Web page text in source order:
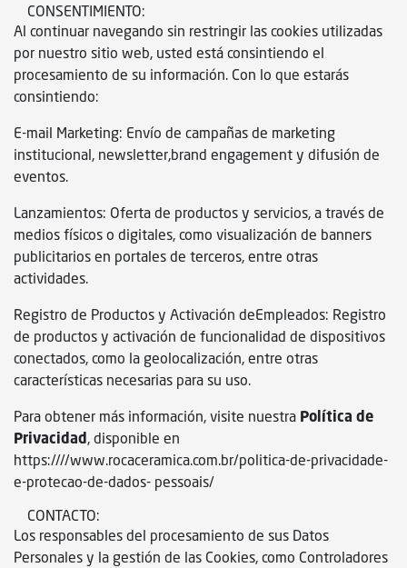
CONSENTIMIENTO:
Al continuar navegando sin restringir las cookies utilizadas
por nuestro sitio web, usted está consintiendo el
procesamiento de su información. Con lo que estarás
consintiendo:
E-mail Marketing: Envío de campañas de marketing
institucional, newsletter,brand engagement y difusión de
eventos.
Lanzamientos: Oferta de productos y servicios, a través de
medios físicos o digitales, como visualización de banners
publicitarios en portales de terceros, entre otras
actividades.
Registro de Productos y Activación deEmpleados: Registro
de productos y activación de funcionalidad de dispositivos
conectados, como la geolocalización, entre otras
características necesarias para su uso.
Para obtener más información, visite nuestra Política de
Privacidad, disponible en
https:////www.rocaceramica.com.br/politica-de-privacidade-
e-protecao-de-dados- pessoais/
CONTACTO:
Los responsables del procesamiento de sus Datos
Personales y la gestión de las Cookies, como Controladores